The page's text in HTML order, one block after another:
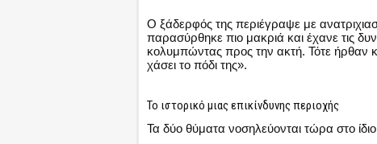
Ο ξάδερφός της περιέγραψε με
παρασύρθηκε πιο μακριά και έχανε τις
κολυμπώντας προς την ακτή. Τότε ήρθαν
χάσει το πόδι της».
Το ιστορικό μιας επικίνδυνης περιοχής
Τα δύο θύματα νοσηλεύονται τώρα στο